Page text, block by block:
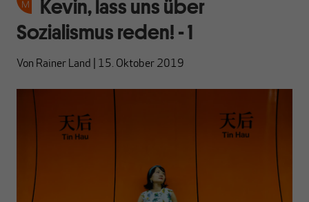
Kevin, lass uns über
Sozialismus reden! - 1
Von Rainer Land 15. Oktober 2019